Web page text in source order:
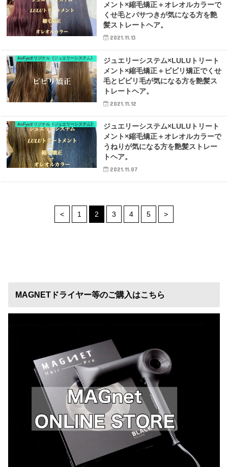
メント×縮毛矯正＋オレオルカラーで
くせ毛とパサつきが気になる方を艶
髪ストレートヘア。
2021.11.13
AnFyeオリジナル《ジュエリーシステム》
ジュエリーシステム×LULUトリート
メント×縮毛矯正＋ビビリ矯正でくせ
毛とビビリ毛が気になる方を艶髪ス
トレートヘア。
2021.11.12
AnFyeオリジナル《ジュエリーシステム》
ジュエリーシステム×LULUトリート
メント×縮毛矯正＋オレオルカラーで
うねりが気になる方を艶髪ストレー
トヘア。
2021.11.07
< 1 2 3 4 5 >
MAGNETドライヤー等のご購入はこちら